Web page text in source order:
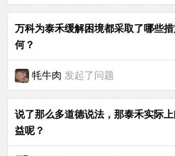
万科为泰禾缓解困境都采取了哪些
何？
牦牛肉 发起了问题
说了那么多道德说法，那泰禾实际
益呢？